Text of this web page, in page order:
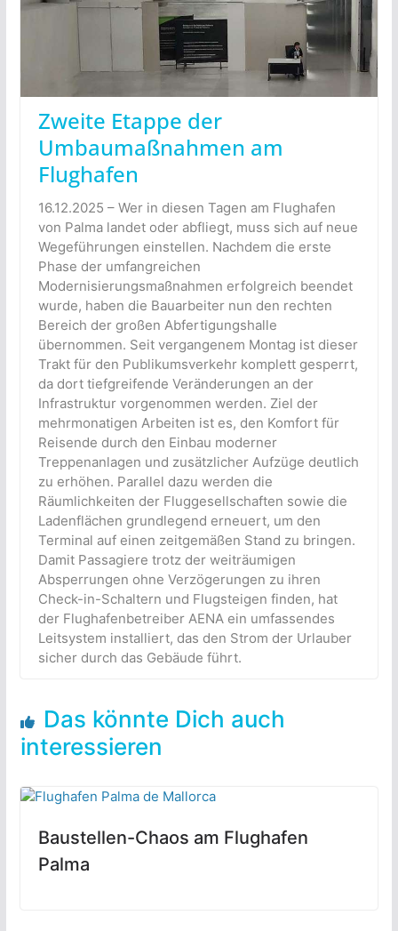
Zweite Etappe der
Umbaumaßnahmen am
Flughafen
16.12.2025 – Wer in diesen Tagen am Flughafen
von Palma landet oder abfliegt, muss sich auf neue
Wegeführungen einstellen. Nachdem die erste
Phase der umfangreichen
Modernisierungsmaßnahmen erfolgreich beendet
wurde, haben die Bauarbeiter nun den rechten
Bereich der großen Abfertigungshalle
übernommen. Seit vergangenem Montag ist dieser
Trakt für den Publikumsverkehr komplett gesperrt,
da dort tiefgreifende Veränderungen an der
Infrastruktur vorgenommen werden. Ziel der
mehrmonatigen Arbeiten ist es, den Komfort für
Reisende durch den Einbau moderner
Treppenanlagen und zusätzlicher Aufzüge deutlich
zu erhöhen. Parallel dazu werden die
Räumlichkeiten der Fluggesellschaften sowie die
Ladenflächen grundlegend erneuert, um den
Terminal auf einen zeitgemäßen Stand zu bringen.
Damit Passagiere trotz der weiträumigen
Absperrungen ohne Verzögerungen zu ihren
Check-in-Schaltern und Flugsteigen finden, hat
der Flughafenbetreiber AENA ein umfassendes
Leitsystem installiert, das den Strom der Urlauber
sicher durch das Gebäude führt.
Das könnte Dich auch
interessieren
Baustellen-Chaos am Flughafen
Palma